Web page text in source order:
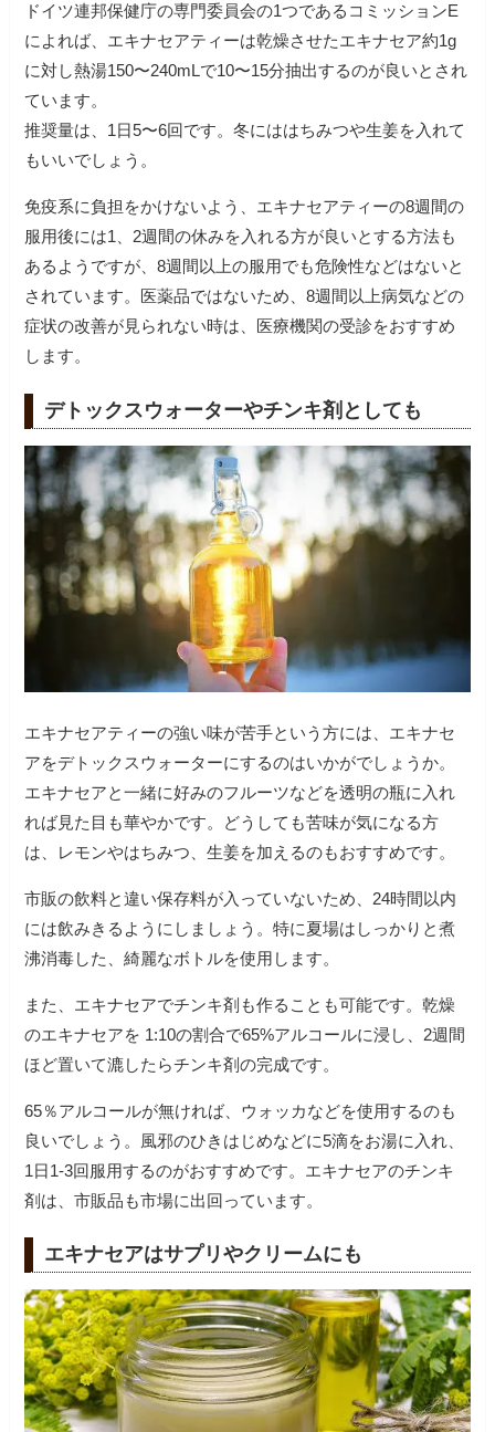
ドイツ連邦保健庁の専門委員会の1つであるコミッションE
によれば、エキナセアティーは乾燥させたエキナセア約1g
に対し熱湯150〜240mLで10〜15分抽出するのが良いとされ
ています。
推奨量は、1日5〜6回です。冬にははちみつや生姜を入れて
もいいでしょう。
免疫系に負担をかけないよう、エキナセアティーの8週間の
服用後には1、2週間の休みを入れる方が良いとする方法も
あるようですが、8週間以上の服用でも危険性などはないと
されています。医薬品ではないため、8週間以上病気などの
症状の改善が見られない時は、医療機関の受診をおすすめ
します。
デトックスウォーターやチンキ剤としても
エキナセアティーの強い味が苦手という方には、エキナセ
アをデトックスウォーターにするのはいかがでしょうか。
エキナセアと一緒に好みのフルーツなどを透明の瓶に入れ
れば見た目も華やかです。どうしても苦味が気になる方
は、レモンやはちみつ、生姜を加えるのもおすすめです。
市販の飲料と違い保存料が入っていないため、24時間以内
には飲みきるようにしましょう。特に夏場はしっかりと煮
沸消毒した、綺麗なボトルを使用します。
また、エキナセアでチンキ剤も作ることも可能です。乾燥
のエキナセアを 1:10の割合で65%アルコールに浸し、2週間
ほど置いて漉したらチンキ剤の完成です。
65％アルコールが無ければ、ウォッカなどを使用するのも
良いでしょう。風邪のひきはじめなどに5滴をお湯に入れ、
1日1-3回服用するのがおすすめです。エキナセアのチンキ
剤は、市販品も市場に出回っています。
エキナセアはサプリやクリームにも